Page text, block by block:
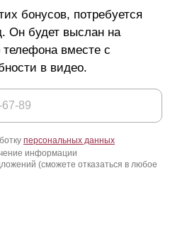
бонусов, потребуется
Он будет выслан на
вместе с
в видео.
персональных данных
информации
(сможете отказаться в любое